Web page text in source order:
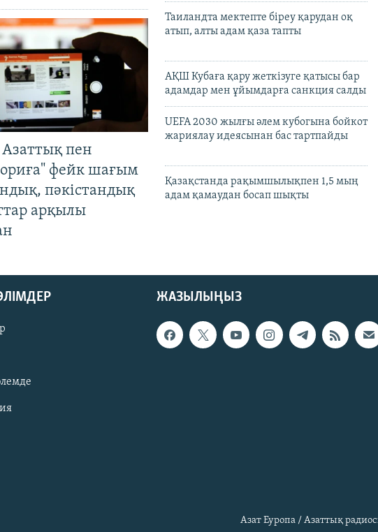
Азаттық пен
фейк шағым
пәкістандық
арқылы
Таиландта мектепте біреу қарудан оқ
атып, алты адам қаза тапты
АҚШ Кубаға қару жеткізуге қатысы бар
адамдар мен ұйымдарға санкция салды
UEFA 2030 жылғы әлем кубогына бойкот
жариялау идеясынан бас тартпайды
Қазақстанда рақымшылықпен 1,5 мың
адам қамаудан босап шықты
ЖАЗЫЛЫҢЫЗ
Азат Еуропа / Азаттық